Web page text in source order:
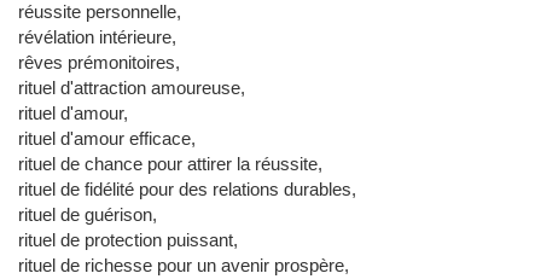
réussite personnelle,
révélation intérieure,
rêves prémonitoires,
rituel d'attraction amoureuse,
rituel d'amour,
rituel d'amour efficace,
rituel de chance pour attirer la réussite,
rituel de fidélité pour des relations durables,
rituel de guérison,
rituel de protection puissant,
rituel de richesse pour un avenir prospère,